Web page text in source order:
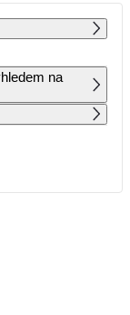
SO NE
8 9
22 23
na